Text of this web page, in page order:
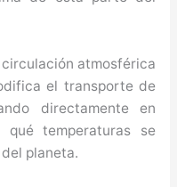
atmosférica
el transporte de
directamente en
temperaturas se
planeta.